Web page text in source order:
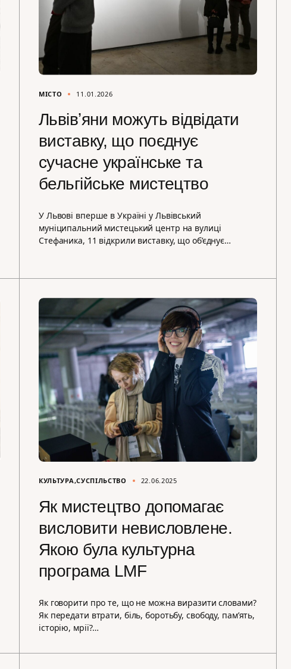
МІСТО 11.01.2026
Львівʼяни можуть відвідати
виставку, що поєднує
сучасне українське та
бельгійське мистецтво
У Львові вперше в Україні у Львівський
муніципальний мистецький центр на вулиці
Стефаника, 11 відкрили виставку, що об’єднує…
КУЛЬТУРА СУСПІЛЬСТВО 22.06.2025
Як мистецтво допомагає
висловити невисловлене.
Якою була культурна
програма LMF
Як говорити про те, що не можна виразити словами?
Як передати втрати, біль, боротьбу, свободу, пам’ять,
історію, мрії?…